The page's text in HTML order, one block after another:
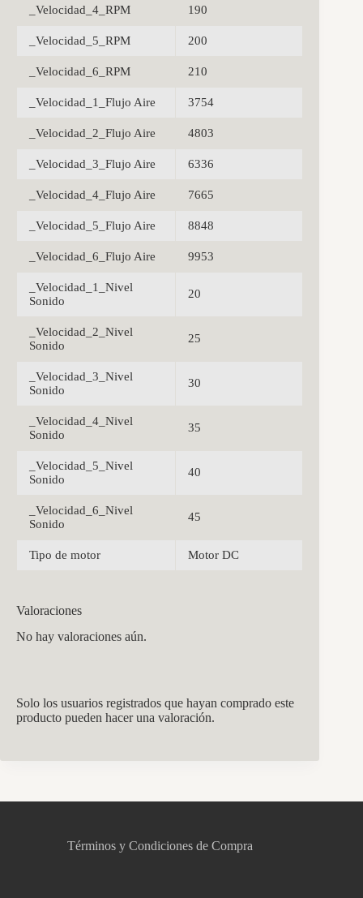
_Velocidad_4_RPM 190
_Velocidad_5_RPM 200
_Velocidad_6_RPM 210
_Velocidad_1_Flujo Aire 3754
_Velocidad_2_Flujo Aire 4803
_Velocidad_3_Flujo Aire 6336
_Velocidad_4_Flujo Aire 7665
_Velocidad_5_Flujo Aire 8848
_Velocidad_6_Flujo Aire 9953
_Velocidad_1_Nivel
Sonido
20
_Velocidad_2_Nivel
Sonido
25
_Velocidad_3_Nivel
Sonido
30
_Velocidad_4_Nivel
Sonido
35
_Velocidad_5_Nivel
Sonido
40
_Velocidad_6_Nivel
Sonido
45
Tipo de motor Motor DC
Valoraciones
No hay valoraciones aún.
Solo los usuarios registrados que hayan comprado este
producto pueden hacer una valoración.
Términos y Condiciones de Compra
Asistente virtual · En línea